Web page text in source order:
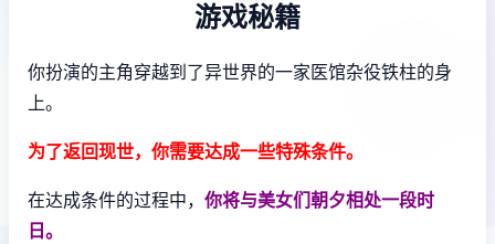
游戏秘籍
你扮演的主角穿越到了异世界的一家医馆杂役铁柱的身
上。
为了返回现世，你需要达成一些特殊条件。
在达成条件的过程中， 你将与美女们朝夕相处一段时
日。